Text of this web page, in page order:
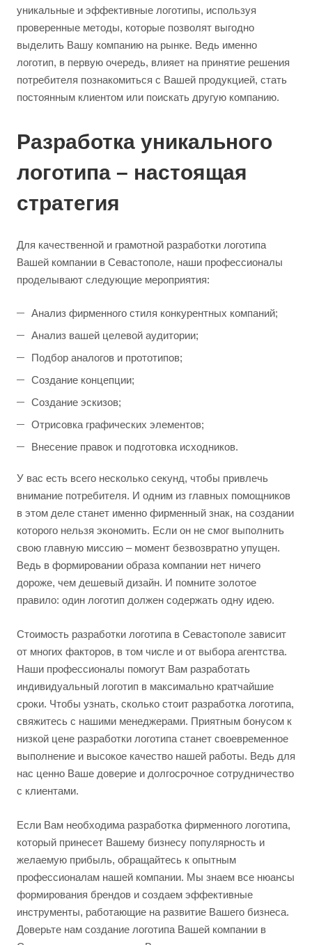
уникальные и эффективные логотипы, используя
проверенные методы, которые позволят выгодно
выделить Вашу компанию на рынке. Ведь именно
логотип, в первую очередь, влияет на принятие решения
потребителя познакомиться с Вашей продукцией, стать
постоянным клиентом или поискать другую компанию.
Разработка уникального
логотипа – настоящая
стратегия
Для качественной и грамотной разработки логотипа
Вашей компании в Севастополе, наши профессионалы
проделывают следующие мероприятия:
Анализ фирменного стиля конкурентных компаний;
Анализ вашей целевой аудитории;
Подбор аналогов и прототипов;
Создание концепции;
Создание эскизов;
Отрисовка графических элементов;
Внесение правок и подготовка исходников.
У вас есть всего несколько секунд, чтобы привлечь
внимание потребителя. И одним из главных помощников
в этом деле станет именно фирменный знак, на создании
которого нельзя экономить. Если он не смог выполнить
свою главную миссию – момент безвозвратно упущен.
Ведь в формировании образа компании нет ничего
дороже, чем дешевый дизайн. И помните золотое
правило: один логотип должен содержать одну идею.
Стоимость разработки логотипа в Севастополе зависит
от многих факторов, в том числе и от выбора агентства.
Наши профессионалы помогут Вам разработать
индивидуальный логотип в максимально кратчайшие
сроки. Чтобы узнать, сколько стоит разработка логотипа,
свяжитесь с нашими менеджерами. Приятным бонусом к
низкой цене разработки логотипа станет своевременное
выполнение и высокое качество нашей работы. Ведь для
нас ценно Ваше доверие и долгосрочное сотрудничество
с клиентами.
Если Вам необходима разработка фирменного логотипа,
который принесет Вашему бизнесу популярность и
желаемую прибыль, обращайтесь к опытным
профессионалам нашей компании. Мы знаем все нюансы
формирования брендов и создаем эффективные
инструменты, работающие на развитие Вашего бизнеса.
Доверьте нам создание логотипа Вашей компании в